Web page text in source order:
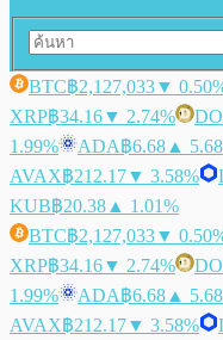
BTC฿2,127,033▼
XRP฿34.16▼ 2.74%
1.99%
ADA฿6.68 ▲
AVAX฿212.17▼ 3.58%
KUB฿20.38 ▲ 1.01%
BTC฿2,127,033▼
XRP฿34.16▼ 2.74%
1.99%
ADA฿6.68 ▲
AVAX฿212.17▼ 3.58%